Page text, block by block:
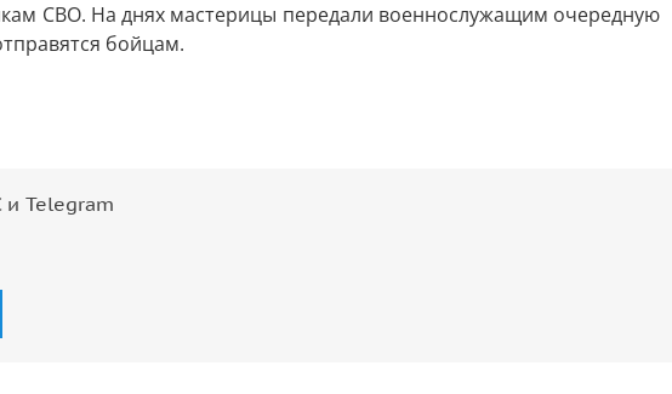
СВО. На днях мастерицы передали военнослужащим очередную
бойцам.
Telegram